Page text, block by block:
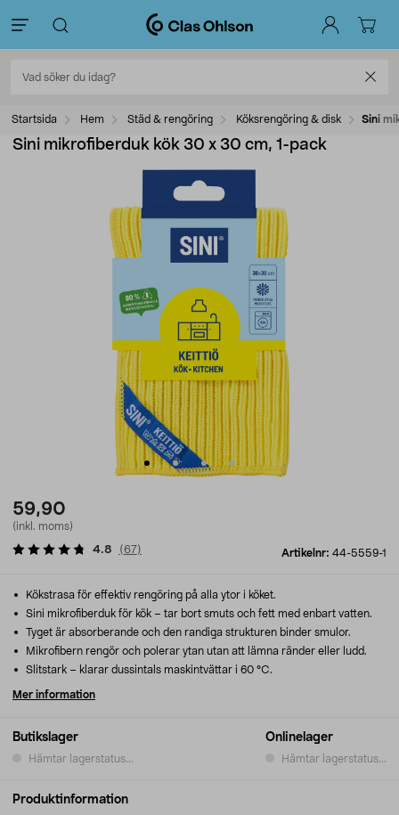
Startsida Hem Städ & rengöring Köksrengöring & disk Sini
Sini mikrofiberduk kök 30 x 30 cm, 1-pack
59,90
(inkl. moms)
Artikelnr: 44-5559-1
4.8 (67)
Butikslager
Hämtar lagerstatus...
Onlinelager
Hämtar lagerstatus...
Kökstrasa för effektiv rengöring på alla ytor i köket.
Sini mikrofiberduk för kök – tar bort smuts och fett med enbart vatten.
Tyget är absorberande och den randiga strukturen binder smulor.
Mikrofibern rengör och polerar ytan utan att lämna ränder eller ludd.
Slitstark – klarar dussintals maskintvättar i 60 °C.
Mer information
Produktinformation